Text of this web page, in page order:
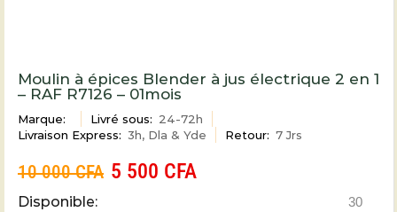
Moulin à épices Blender à jus électrique 2 en 1
– RAF R7126 – 01mois
Marque: Livré sous: 24-72h
Livraison Express: 3h, Dla & Yde Retour: 7 Jrs
10 000CFA 5 500 CFA
Disponible: 30